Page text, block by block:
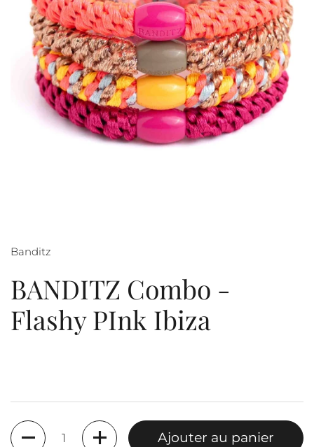
Banditz
BANDITZ Combo -
Flashy PInk Ibiza
Quantité
Ajouter au panier